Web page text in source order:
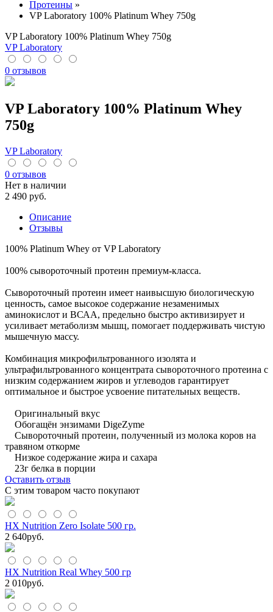
Протеины »
VP Laboratory 100% Platinum Whey 750g
VP Laboratory 100% Platinum Whey 750g
VP Laboratory
0 отзывов
VP Laboratory 100% Platinum Whey
750g
VP Laboratory
0 отзывов
Нет в наличии
2 490 руб.
Описание
Отзывы
100% Platinum Whey от VP Laboratory
100% сывороточный протеин премиум-класса.
Сывороточный протеин имеет наивысшую биологическую
ценность, самое высокое содержание незаменимых
аминокислот и ВСАА, предельно быстро активизирует и
усиливает метаболизм мышц, помогает поддерживать чистую
мышечную массу.
Комбинация микрофильтрованного изолята и
ультрафильтрованного концентрата сывороточного протеина с
низким содержанием жиров и углеводов гарантирует
оптимальное и быстрое усвоение питательных веществ.
Оригинальный вкус
Обогащён энзимами DigeZyme
Сывороточный протеин, полученный из молока коров на
травяном откорме
Низкое содержание жира и сахара
23г белка в порции
Оставить отзыв
С этим товаром часто покупают
HX Nutrition Zero Isolate 500 гр.
2 640руб.
HX Nutrition Real Whey 500 гр
2 010руб.